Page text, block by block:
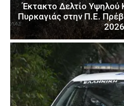
Έκτακτο Δελτίο Υψηλού
Πυρκαγιάς στην Π.Ε.
2026